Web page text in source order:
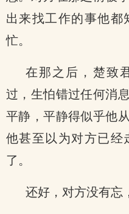
出来找工作的事他都
忙。
在那之后，楚致
过，生怕错过任何消
平静，平静得似乎他
他甚至以为对方已经
了。
还好，对方没有忘